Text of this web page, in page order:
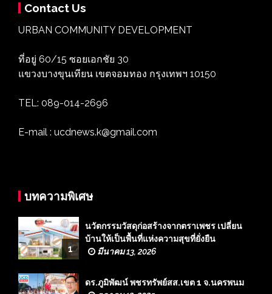
Contact Us
URBAN COMMUNITY DEVELOPMENT
ที่อยู่ 60/15 ซอยเอกชัย 30
แขวงบางขุนเทียน เขตจอมทอง กรุงเทพฯ 10150
TEL: 089-014-2696
E-mail : ucdnews.k@gmail.com
บทความพิเศษ
1
นวัตกรรมวัสดุก่อสร้างจากตราเพชร เปลี่ยน
บ้านให้เป็นพื้นที่แห่งความสุขที่ยั่งยืน
มีนาคม 13, 2026
ดร.ภูมิพัฒน์ พชรทรัพย์สส.เขต 1 จ.นครพนม